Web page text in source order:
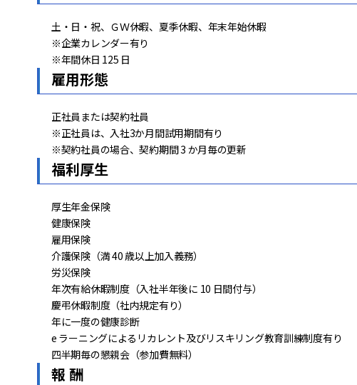
土・日・祝、ＧＷ休暇、夏季休暇、年末年始休暇
※企業カレンダー有り
※年間休日 125 日
雇用形態
正社員または契約社員
※正社員は、入社3か月間試用期間有り
※契約社員の場合、契約期間 3 か月毎の更新
福利厚生
厚生年金保険
健康保険
雇用保険
介護保険（満 40 歳以上加入義務）
労災保険
年次有給休暇制度（入社半年後に 10 日間付与）
慶弔休暇制度（社内規定有り）
年に一度の健康診断
e ラーニングによるリカレント及びリスキリング教育訓練制度有り
四半期毎の懇親会（参加費無料）
報 酬